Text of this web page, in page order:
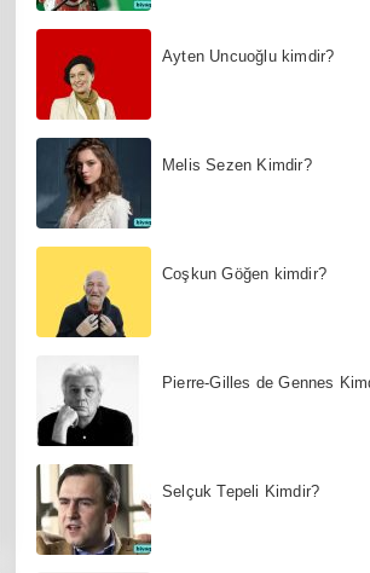
Ayten Uncuoğlu kimdir?
Melis Sezen Kimdir?
Coşkun Göğen kimdir?
Pierre-Gilles de Gennes
Selçuk Tepeli Kimdir?